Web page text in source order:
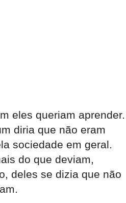
eles queriam aprender.
diria que não eram
sociedade em geral.
do que deviam,
deles se dizia que não